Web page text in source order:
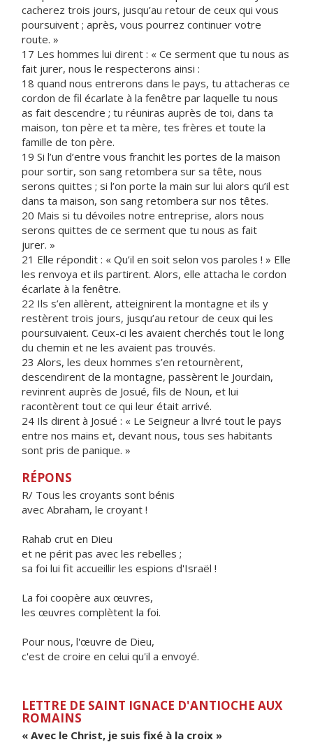
cacherez trois jours, jusqu’au retour de ceux qui vous
poursuivent ; après, vous pourrez continuer votre
route. »
17 Les hommes lui dirent : « Ce serment que tu nous as
fait jurer, nous le respecterons ainsi :
18 quand nous entrerons dans le pays, tu attacheras ce
cordon de fil écarlate à la fenêtre par laquelle tu nous
as fait descendre ; tu réuniras auprès de toi, dans ta
maison, ton père et ta mère, tes frères et toute la
famille de ton père.
19 Si l’un d’entre vous franchit les portes de la maison
pour sortir, son sang retombera sur sa tête, nous
serons quittes ; si l’on porte la main sur lui alors qu’il est
dans ta maison, son sang retombera sur nos têtes.
20 Mais si tu dévoiles notre entreprise, alors nous
serons quittes de ce serment que tu nous as fait
jurer. »
21 Elle répondit : « Qu’il en soit selon vos paroles ! » Elle
les renvoya et ils partirent. Alors, elle attacha le cordon
écarlate à la fenêtre.
22 Ils s’en allèrent, atteignirent la montagne et ils y
restèrent trois jours, jusqu’au retour de ceux qui les
poursuivaient. Ceux-ci les avaient cherchés tout le long
du chemin et ne les avaient pas trouvés.
23 Alors, les deux hommes s’en retournèrent,
descendirent de la montagne, passèrent le Jourdain,
revinrent auprès de Josué, fils de Noun, et lui
racontèrent tout ce qui leur était arrivé.
24 Ils dirent à Josué : « Le Seigneur a livré tout le pays
entre nos mains et, devant nous, tous ses habitants
sont pris de panique. »
RÉPONS
R/ Tous les croyants sont bénis
avec Abraham, le croyant !
Rahab crut en Dieu
et ne périt pas avec les rebelles ;
sa foi lui fit accueillir les espions d'Israël !
La foi coopère aux œuvres,
les œuvres complètent la foi.
Pour nous, l'œuvre de Dieu,
c'est de croire en celui qu'il a envoyé.
LETTRE DE SAINT IGNACE D'ANTIOCHE AUX
ROMAINS
« Avec le Christ, je suis fixé à la croix »